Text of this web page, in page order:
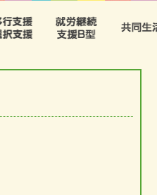
就労移行支援･就労選択支援